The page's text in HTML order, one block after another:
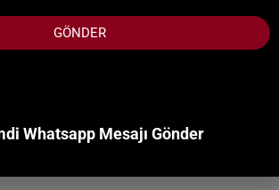
GÖNDER
Whatsapp Mesajı Gönder